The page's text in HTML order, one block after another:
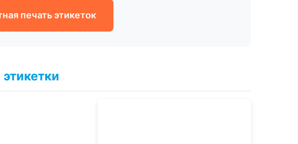
печать этикеток